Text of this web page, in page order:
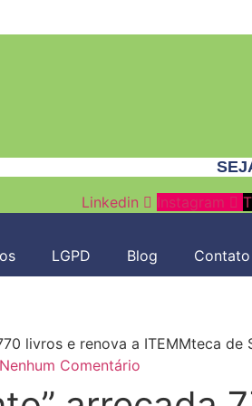
Linkedin
Instagram
LGPD Blog Contato
livros e renova a ITEMMteca de
Nenhum Comentário